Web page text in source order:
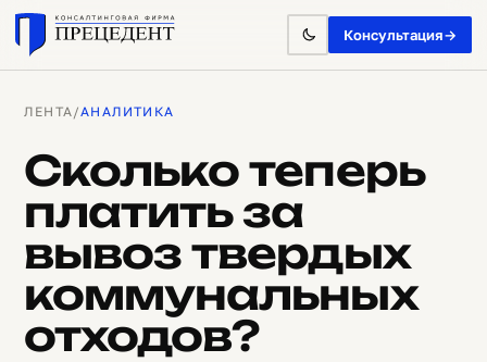
Консультация→
ЛЕНТА/АНАЛИТИКА
Сколько теперь
платить за
вывоз твердых
коммунальных
отходов?